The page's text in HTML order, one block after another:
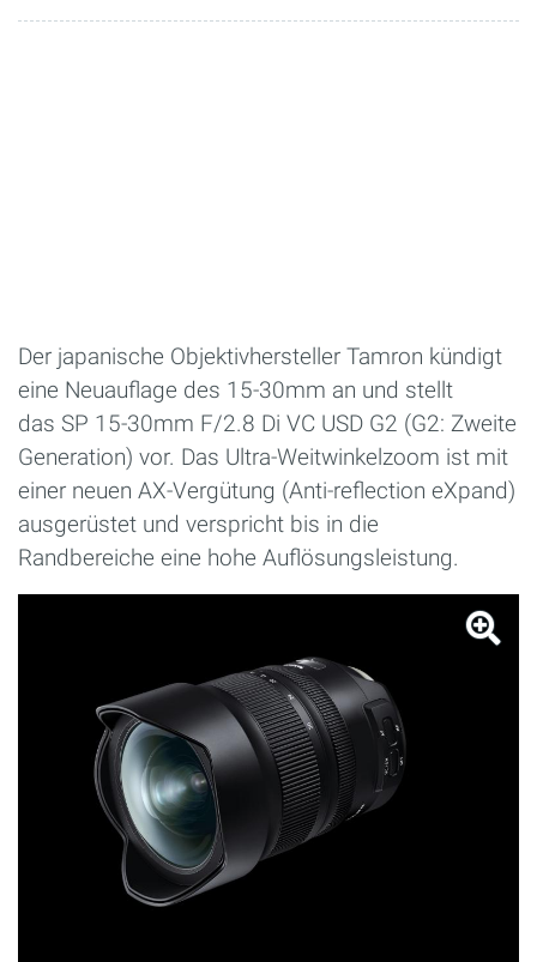
Der japanische Objektivhersteller Tamron kündigt
eine Neuauflage des 15-30mm an und stellt
das SP 15-30mm F/2.8 Di VC USD G2 (G2: Zweite
Generation) vor. Das Ultra-Weitwinkelzoom ist mit
einer neuen AX-Vergütung (Anti-reflection eXpand)
ausgerüstet und verspricht bis in die
Randbereiche eine hohe Auflösungsleistung.